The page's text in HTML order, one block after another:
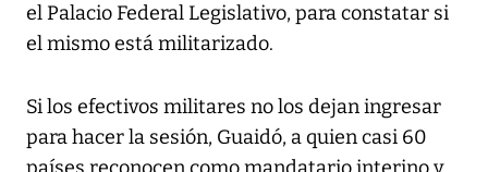
el Palacio Federal Legislativo, para constatar si
el mismo está militarizado.
Si los efectivos militares no los dejan ingresar
para hacer la sesión, Guaidó, a quien casi 60